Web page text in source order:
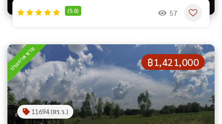
(5.0) 57
฿1,421,000
ประกาศ ขาย
11694 (ตร.ว.)